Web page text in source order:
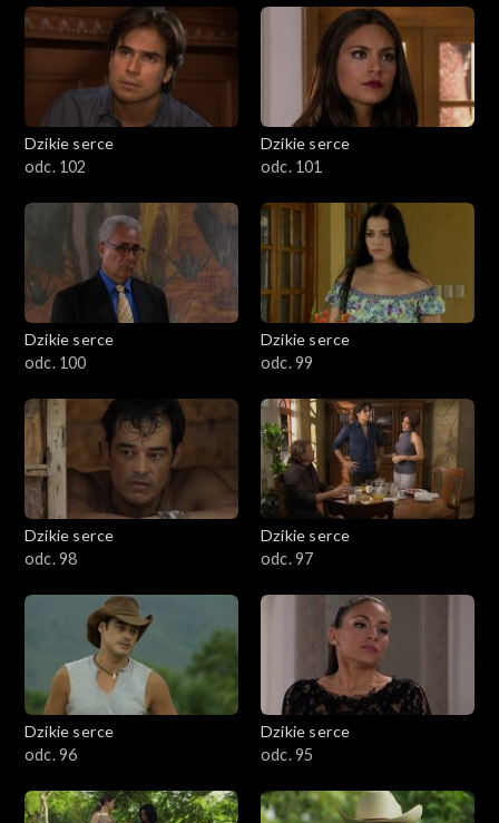
Dzikie serce
odc. 102
Dzikie serce
odc. 101
Dzikie serce
odc. 100
Dzikie serce
odc. 99
Dzikie serce
odc. 98
Dzikie serce
odc. 97
Dzikie serce
odc. 96
Dzikie serce
odc. 95